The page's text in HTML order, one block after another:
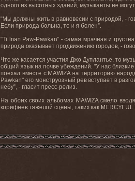
одного из высотных зданий, музыканты не
"Мы должны жить в равновесии с природой, -
Если природа больна, то и я болен”.
"Ti Inan Paw-Pawkan" - самая мрачная и
природа оказывает продвижению городов, -
Что же касается участия Джо Дуплантье, то
общий язык на почве убеждений. "У нас
поехал вместе с MAWIZA на территорию
Pawkan" его монструозный рев вступает в
небу”, - гласит пресс-релиз.
На обоих своих альбомах MAWIZA смело
корифеев тяжелой сцены, таких как MERCYFUL